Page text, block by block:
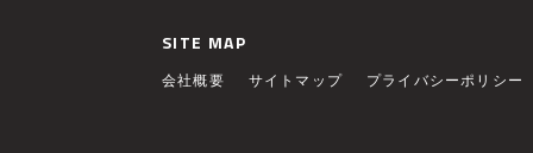
SITE MAP
会社概要 サイトマップ プライバシーポリシー